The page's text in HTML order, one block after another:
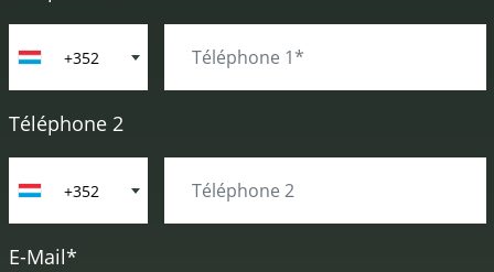
+352
Téléphone 2
+352
E-Mail*